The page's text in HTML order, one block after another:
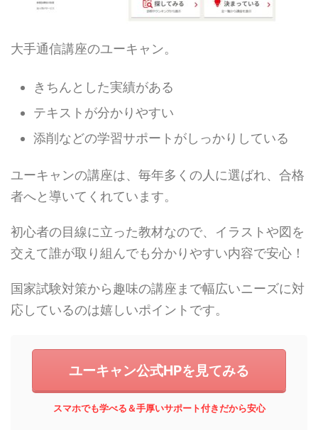
大手通信講座のユーキャン。
きちんとした実績がある
テキストが分かりやすい
添削などの学習サポートがしっかりしている
ユーキャンの講座は、毎年多くの人に選ばれ、合格
者へと導いてくれています。
初心者の目線に立った教材なので、イラストや図を
交えて誰が取り組んでも分かりやすい内容で安心！
国家試験対策から趣味の講座まで幅広いニーズに対
応しているのは嬉しいポイントです。
ユーキャン公式HPを見てみる
スマホでも学べる＆手厚いサポート付きだから安心